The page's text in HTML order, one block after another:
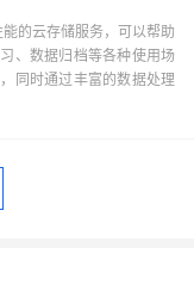
的云存储服务，可以帮助
、数据归档等各种使用场
同时通过丰富的数据处理